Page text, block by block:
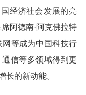
经济社会发展的亮
阿德南·阿克佛拉特
等成为中国科技行
信等多领域得到更
长的新动能。